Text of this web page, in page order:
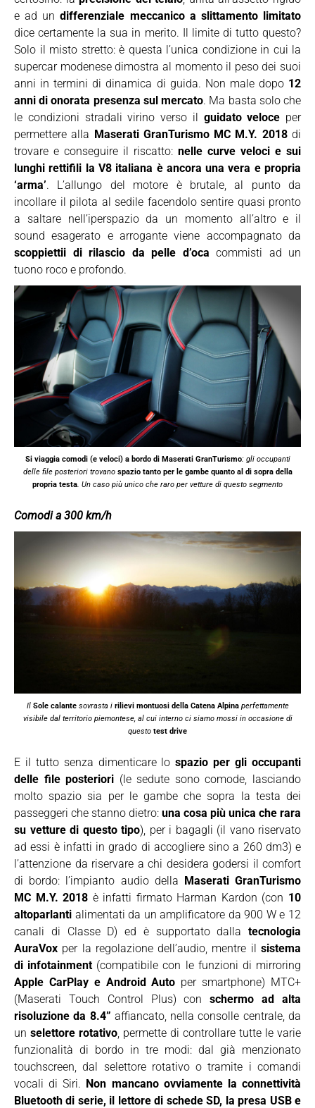
e ad undifferenziale meccanico a slittamento limitato
dice certamente la sua in merito. Il limite di tutto questo?
Solo il misto stretto: è questa l’unica condizione in cui la
supercar modenese dimostra al momento il peso dei suoi
anni in termini di dinamica di guida. Non male dopo 12
anni di onorata presenza sul mercato. Ma basta solo che
le condizioni stradali virino verso il guidato veloce per
permettere alla Maserati GranTurismo MC M.Y. 2018di
trovare e conseguire il riscatto: nelle curve veloci e sui
lunghi rettifili la V8 italiana è ancora una vera e propria
‘arma’. L’allungo del motore è brutale, al punto da
incollare il pilota al sedile facendolo sentire quasi pronto
a saltare nell’iperspazio da un momento all’altro e il
sound esagerato e arrogante viene accompagnato da
scoppiettii di rilascio da pelle d’oca commisti ad un
tuono roco e profondo.
Si viaggia comodi (e veloci) a bordo di Maserati GranTurismo: gli occupanti
delle file posteriori trovano spazio tanto per le gambe quanto al di sopra della
propria testa. Un caso più unico che raro per vetture di questo segmento
Comodi a 300 km/h
Il Sole calantesovrasta i rilievi montuosi della Catena Alpinaperfettamente
visibile dal territorio piemontese, al cui interno ci siamo mossi in occasione di
questo test drive
E il tutto senza dimenticare lospazio per gli occupanti
delle file posteriori (le sedute sono comode, lasciando
molto spazio sia per le gambe che sopra la testa dei
passeggeri che stanno dietro: una cosa più unica che rara
su vetture di questo tipo), per i bagagli (il vano riservato
ad essi è infatti in grado di accogliere sino a 260 dm3) e
l’attenzione da riservare a chi desidera godersi il comfort
di bordo: l’impianto audio della Maserati GranTurismo
MC M.Y. 2018 è infatti firmato Harman Kardon (con 10
altoparlanti alimentati da un amplificatore da 900 W e 12
canali di Classe D) ed è supportato dalla tecnologia
AuraVox per la regolazione dell’audio, mentre il sistema
di infotainment(compatibile con le funzioni di mirroring
Apple CarPlay e Android Auto per smartphone) MTC+
(Maserati Touch Control Plus) conschermo ad alta
risoluzione da 8.4” affiancato, nella consolle centrale, da
un selettore rotativo , permette di controllare tutte le varie
funzionalità di bordo in tre modi: dal già menzionato
touchscreen, dal selettore rotativo o tramite i comandi
vocali di Siri. Non mancano ovviamente la connettività
Bluetooth di serie, il lettore di schede SD, la presa USB e